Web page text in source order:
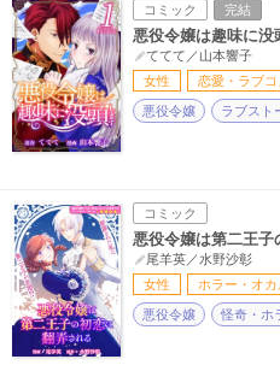
コミック 完結
悪役令嬢は趣味に
ててて／山本響子
女性
恋愛・ラブコ
悪役令嬢 ラブスト
コミック
悪役令嬢は第二王子
尾羊英／水野沙彰
女性
ホラー・オ
悪役令嬢 怪奇・ホ